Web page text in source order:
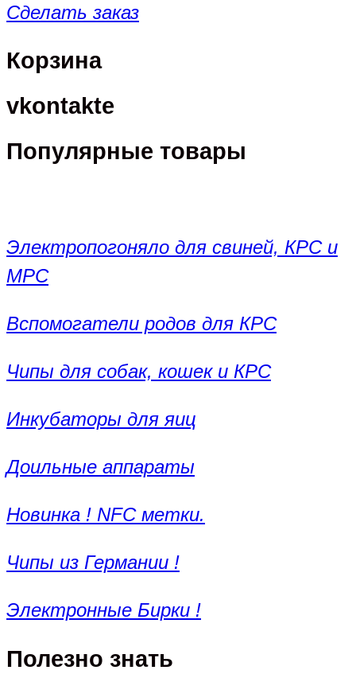
Сделать заказ
Корзина
vkontakte
Популярные товары
Электропогоняло для свиней, КРС и
МРС
Вспомогатели родов для КРС
Чипы для собак, кошек и КРС
Инкубаторы для яиц
Доильные аппараты
Новинка ! NFC метки.
Чипы из Германии !
Электронные Бирки !
Полезно знать